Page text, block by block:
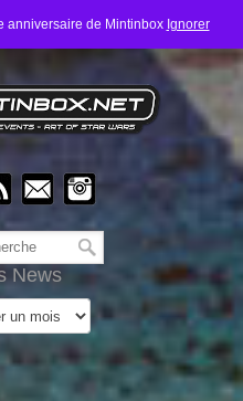
anniversaire de Mintinbox Ignorer
News